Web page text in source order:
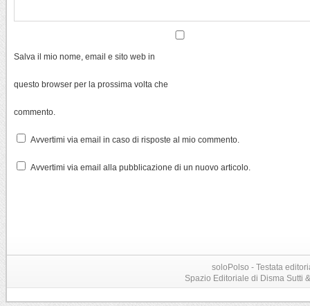
Salva il mio nome, email e sito web in
questo browser per la prossima volta che
commento.
Avvertimi via email in caso di risposte al mio commento.
Avvertimi via email alla pubblicazione di un nuovo articolo.
soloPolso - Testata
Spazio Editoriale di Disma Sutti